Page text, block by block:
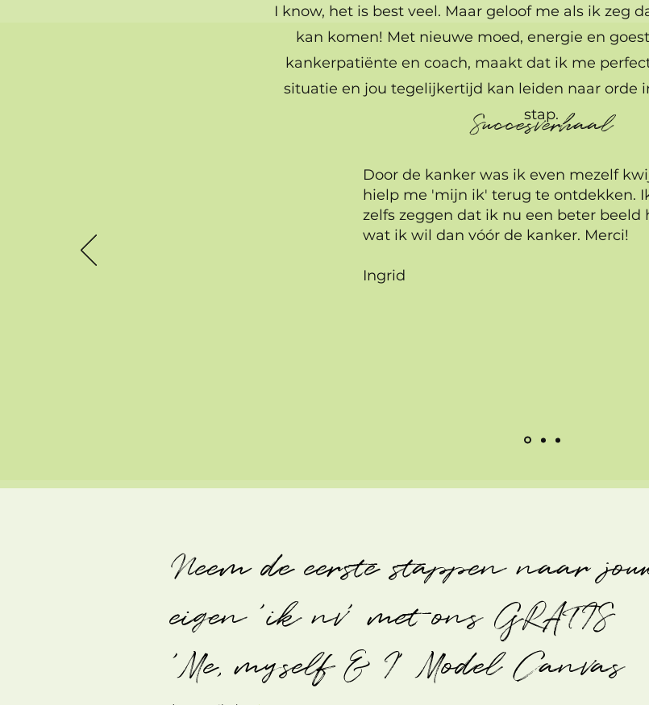
Succesverhaal
Door de kanker was ik even mezelf
hielp me 'mijn ik' terug te ontdekken.
zelfs zeggen dat ik nu een beter beeld
wat ik wil dan vóór de kanker. Merci!
Ingrid
I know, het is best veel. Maar geloof me als ik zeg
kan komen! Met nieuwe moed, energie en
kankerpatiënte en coach, maakt dat ik me
situatie en jou tegelijkertijd kan leiden naar orde
stap.
Neem de eerste stappen naar
eigen 'ik nv' met ons GRATIS
'Me, myself & I' Model Canvas